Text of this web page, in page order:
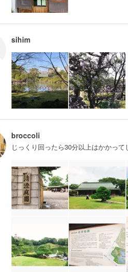
sihim
broccoli
じっくり回ったら30分以上はかかって